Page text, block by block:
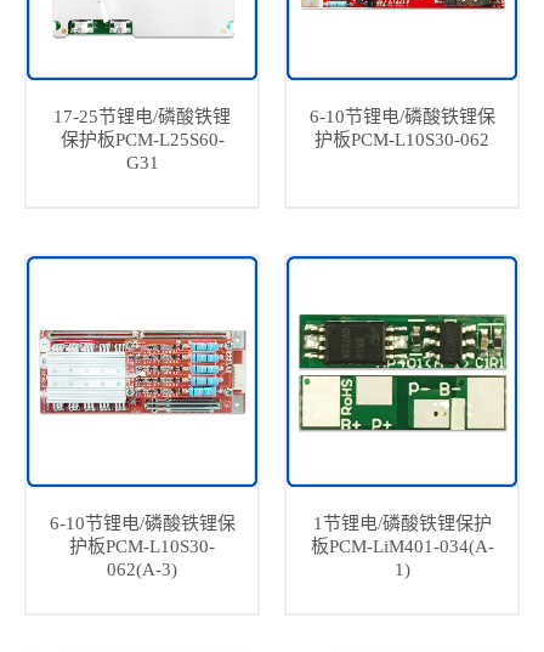
17-25节锂电/磷酸铁锂
保护板PCM-L25S60-
G31
6-10节锂电/磷酸铁锂保
护板PCM-L10S30-062
6-10节锂电/磷酸铁锂保
护板PCM-L10S30-
062(A-3)
1节锂电/磷酸铁锂保护
板PCM-LiM401-034(A-
1)